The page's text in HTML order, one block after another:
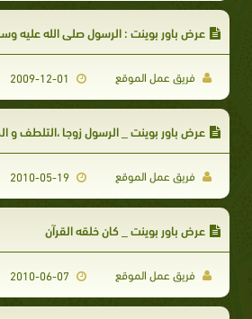
عرض باور بوينت : الرسول صلى الله عليه
فريق عمل الموقع
عرض باور بوينت _ الرسول زوجا ،التلطف و
فريق عمل الموقع
عرض باور بوينت _ كان خلقه القرآن
فريق عمل الموقع